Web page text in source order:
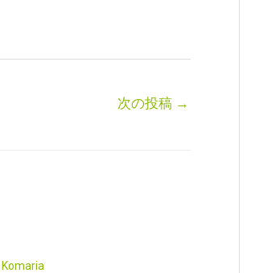
次の投稿 →
Komaria